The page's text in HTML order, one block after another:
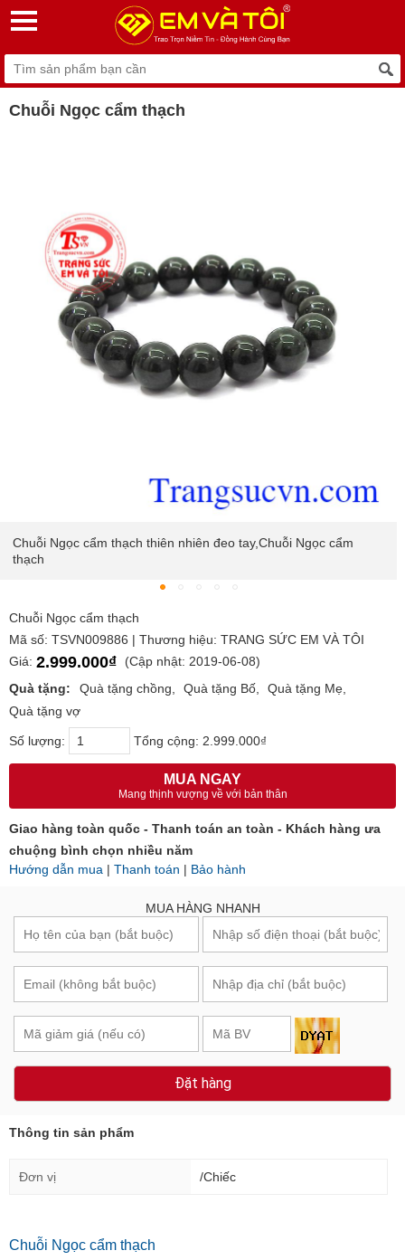
Chuỗi Ngọc cẩm thạch
Chuỗi Ngọc cẩm thạch thiên nhiên đeo tay,Chuỗi Ngọc cẩm
thạch
Chuỗi Ngọc cẩm thạch
Mã số: TSVN009886 | Thương hiệu: TRANG SỨC EM VÀ TÔI
Giá: 2.999.000₫
(Cập nhật: 2019-06-08)
Quà tặng:
Quà tặng chồng Quà tặng Bố
Quà tặng Mẹ
Quà tặng vợ
Số lượng: Tổng cộng: 2.999.000₫
MUA NGAY
Mang thịnh vượng về với bản thân
Giao hàng toàn quốc - Thanh toán an toàn - Khách hàng ưa
chuộng bình chọn nhiều năm
Hướng dẫn mua | Thanh toán | Bảo hành
MUA HÀNG NHANH
Đặt hàng
Thông tin sản phẩm
Đơn vị /Chiếc
Chuỗi Ngọc cẩm thạch